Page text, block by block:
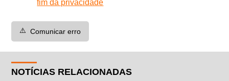
fim da privacidade
⚠️ Comunicar erro
NOTÍCIAS RELACIONADAS